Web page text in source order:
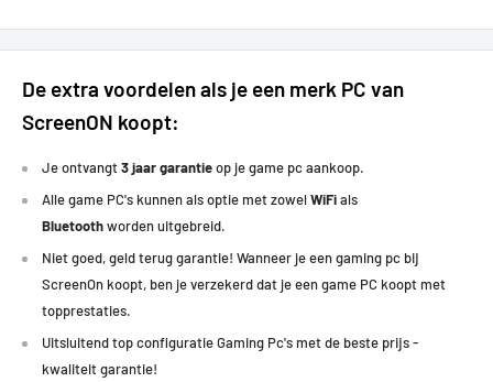
Hunt: Showdown:100+ FPS
Lost Ark:150+ FPS
Farming Simulator:80+ FPS
Doom Eternal:
140 FPS
Destiny 2: 130+ FPS
PUBG:150+ FPS
Forza Horizon 5:120+ FPS
Monster Hunter:80+ FPS
Ark:70+ FPS
Battlefield 5:120+ FPS
The Witcher:90+ FPS
De extra voordelen als je een merk PC van
ScreenON koopt:
Je ontvangt3 jaar garantieop je game pc aankoop.
Alle game PC's kunnen als optie met zowelWiFials
Bluetoothworden uitgebreid.
Niet goed, geld terug garantie! Wanneer je een gaming pc bij
ScreenOn koopt, ben je verzekerd dat je een game PC koopt met
topprestaties.
Uitsluitend top configuratie Gaming Pc's met de beste prijs -
kwaliteit garantie!